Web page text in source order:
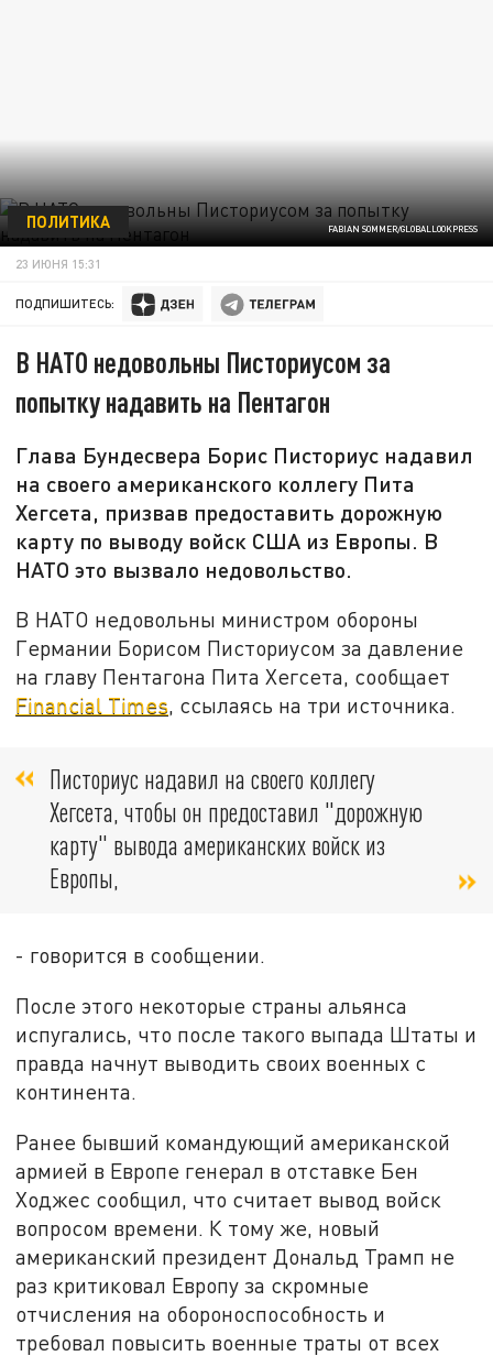
FABIAN SOMMER/GLOBALLOOKPRESS
ПОЛИТИКА
23 ИЮНЯ 15:31
ПОДПИШИТЕСЬ:
В НАТО недовольны Писториусом за
попытку надавить на Пентагон
Глава Бундесвера Борис Писториус надавил
на своего американского коллегу Пита
Хегсета, призвав предоставить дорожную
карту по выводу войск США из Европы. В
НАТО это вызвало недовольство.
В НАТО недовольны министром обороны
Германии Борисом Писториусом за давление
на главу Пентагона Пита Хегсета, сообщает
Financial Times, ссылаясь на три источника.
Писториус надавил на своего коллегу
Хегсета, чтобы он предоставил "дорожную
карту" вывода американских войск из
Европы,
- говорится в сообщении.
После этого некоторые страны альянса
испугались, что после такого выпада Штаты и
правда начнут выводить своих военных с
континента.
Ранее бывший командующий американской
армией в Европе генерал в отставке Бен
Ходжес сообщил, что считает вывод войск
вопросом времени. К тому же, новый
американский президент Дональд Трамп не
раз критиковал Европу за скромные
отчисления на обороноспособность и
требовал повысить военные траты от всех